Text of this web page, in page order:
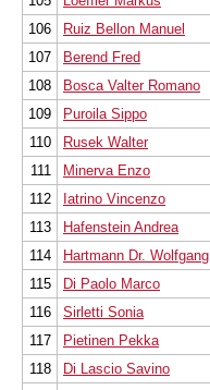
106
Ruiz Bellon Manuel
107
Berend Fred
108
Bosca Valter Romano
109
Puroila Sippo
110
Rusek Walter
111
Minerva Enzo
112
Iatrino Vincenzo
113
Hafenstein Andrea
114
Hartmann Dr. Wolfgang
115
Di Paolo Marco
116
Sirletti Sonia
117
Pietinen Pekka
118
Di Lascio Savino